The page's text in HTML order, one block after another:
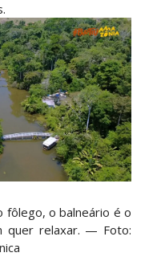
fôlego, o balneário é o
quer relaxar. — Foto: